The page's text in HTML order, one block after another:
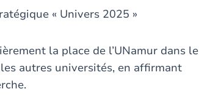
« Univers 2025 »
la place de l’UNamur dans le
autres universités, en affirmant